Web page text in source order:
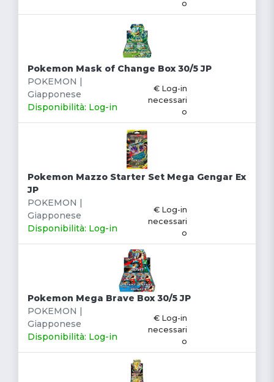
o
Pokemon Mask of Change Box 30/5 JP
POKEMON |
Giapponese
Disponibilità: Log-in
€ Log-in
necessari
o
Pokemon Mazzo Starter Set Mega Gengar Ex
JP
POKEMON |
Giapponese
Disponibilità: Log-in
€ Log-in
necessari
o
Pokemon Mega Brave Box 30/5 JP
POKEMON |
Giapponese
Disponibilità: Log-in
€ Log-in
necessari
o